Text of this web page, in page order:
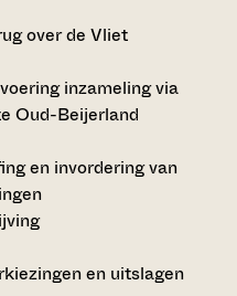
over de Vliet
inzameling via
Oud-Beijerland
en invordering van
en uitslagen